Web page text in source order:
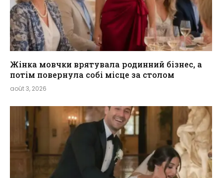
Жінка мовчки врятувала родинний бізнес, а
потім повернула собі місце за столом
août 3, 2026